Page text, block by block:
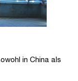
in China als